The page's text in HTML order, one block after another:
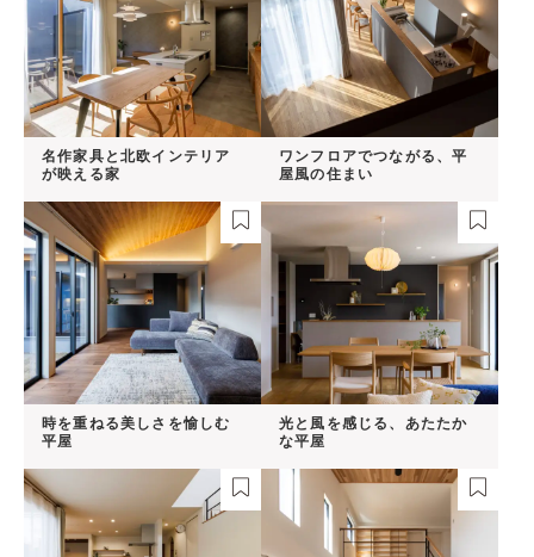
名作家具と北欧インテリア
が映える家
ワンフロアでつながる、平
屋風の住まい
時を重ねる美しさを愉しむ
平屋
光と風を感じる、あたたか
な平屋